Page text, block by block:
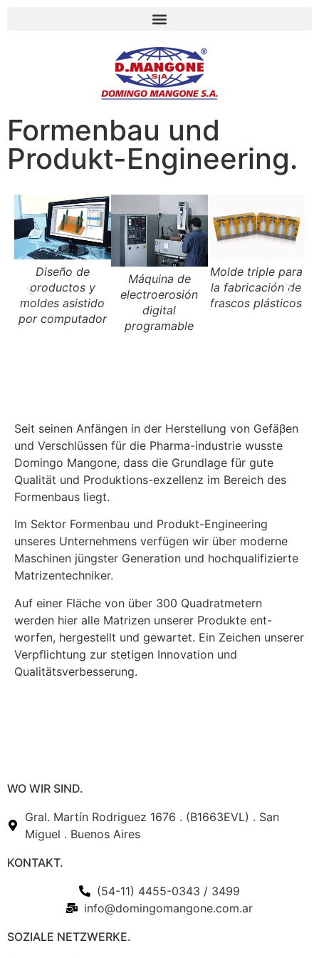
Formenbau und
Produkt-Engineering.
Diseño de
productos y
moldes asistido
por computador
Máquina de
electroerosión
digital
programable
Molde triple para
la fabricación de
frascos plásticos
Seit seinen Anfängen in der Herstellung von Gefäβen
und Verschlüssen für die Pharma-industrie wusste
Domingo Mangone, dass die Grundlage für gute
Qualität und Produktions-exzellenz im Bereich des
Formenbaus liegt.
Im Sektor Formenbau und Produkt-Engineering
unseres Unternehmens verfügen wir über moderne
Maschinen jüngster Generation und hochqualifizierte
Matrizentechniker.
Auf einer Fläche von über 300 Quadratmetern
werden hier alle Matrizen unserer Produkte ent-
worfen, hergestellt und gewartet. Ein Zeichen unserer
Verpflichtung zur stetigen Innovation und
Qualitätsverbesserung.
WO WIR SIND.
Gral. Martín Rodriguez 1676 . (B1663EVL) . San
Miguel . Buenos Aires
KONTAKT.
(54-11) 4455-0343 / 3499
info@domingomangone.com.ar
SOZIALE NETZWERKE.